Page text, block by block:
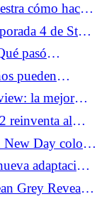
cómo hacer
4 de Star
de Griffin
pasó
pueden
moderno
la mejor
reinventa al
Day coloca
losadaptación
Grey Reveal